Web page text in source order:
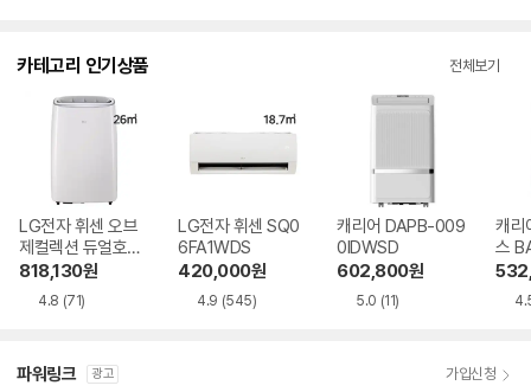
카테고리 인기상품 전체보기
LG전자 휘센 오브
제컬렉션 듀얼호스
PQ08FDWBS
818,130원
4.8 (71)
LG전자 휘센 SQ0
6FA1WDS
420,000원
4.9 (545)
캐리어 DAPB-009
0IDWSD
602,800원
5.0 (11)
캐리
스
파워링크 광고 가입신청